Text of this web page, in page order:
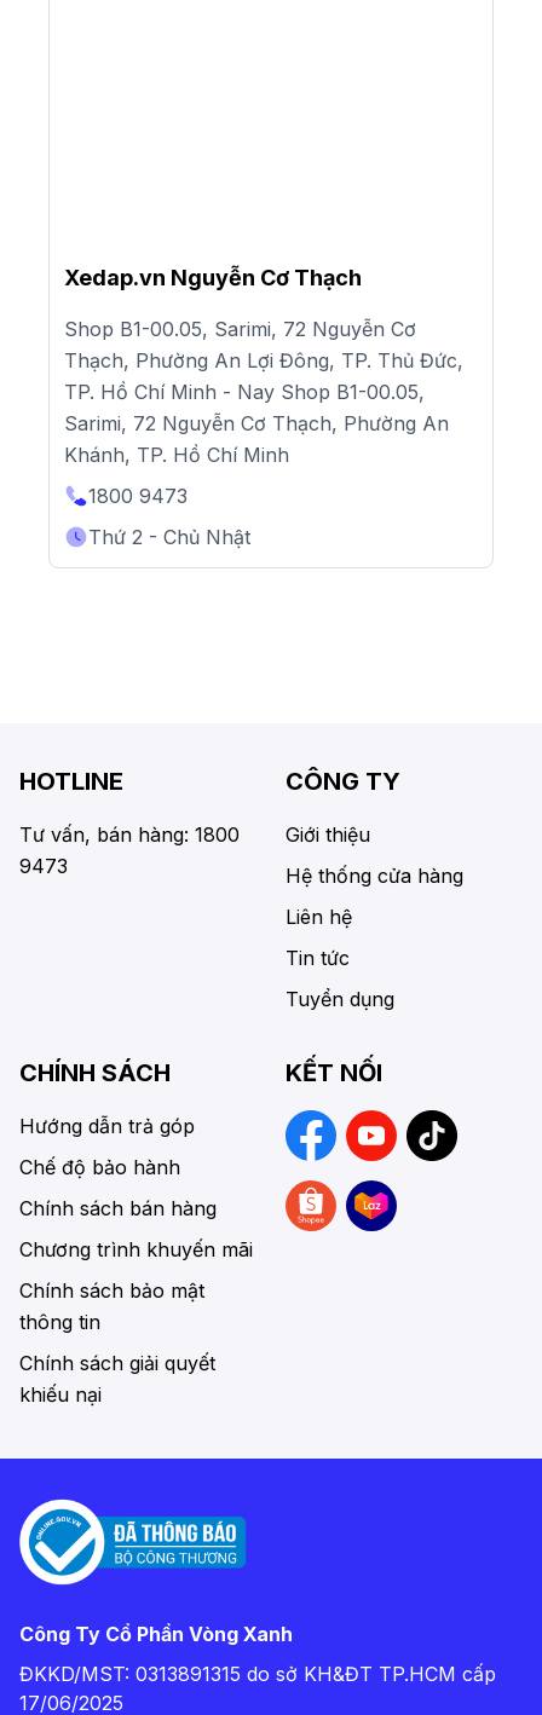
Xedap.vn Nguyễn Cơ Thạch
Shop B1-00.05, Sarimi, 72 Nguyễn Cơ
Thạch, Phường An Lợi Đông, TP. Thủ Đức,
TP. Hồ Chí Minh - Nay Shop B1-00.05,
Sarimi, 72 Nguyễn Cơ Thạch, Phường An
Khánh, TP. Hồ Chí Minh
1800 9473
Thứ 2 - Chủ Nhật
HOTLINE
Tư vấn, bán hàng: 1800
9473
CÔNG TY
Giới thiệu
Hệ thống cửa hàng
Liên hệ
Tin tức
Tuyển dụng
CHÍNH SÁCH
Hướng dẫn trả góp
Chế độ bảo hành
Chính sách bán hàng
Chương trình khuyến mãi
Chính sách bảo mật
thông tin
Chính sách giải quyết
khiếu nại
KẾT NỐI
Công Ty Cổ Phần Vòng Xanh
ĐKKD/MST: 0313891315 do sở KH&ĐT TP.HCM cấp
17/06/2025